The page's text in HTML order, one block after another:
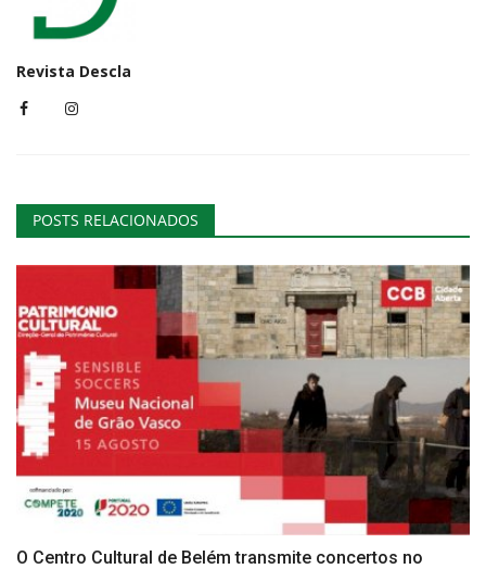
Revista Descla
POSTS RELACIONADOS
O Centro Cultural de Belém transmite concertos no